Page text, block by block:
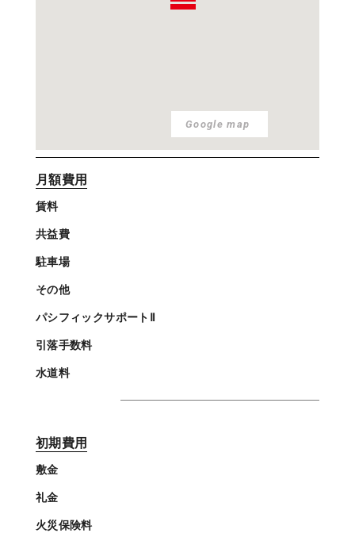
Google map
月額費用
賃料
共益費
駐車場
その他
パシフィックサポートⅡ
引落手数料
水道料
初期費用
敷金
礼金
火災保険料